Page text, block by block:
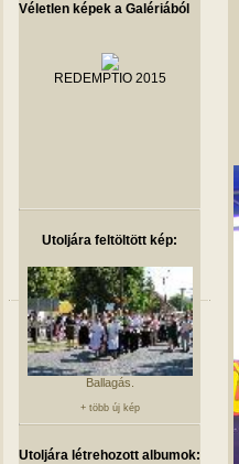
Véletlen képek a Galériából
REDEMPTIO 2015
Utoljára feltöltött kép:
Ballagás.
+ több új kép
Utoljára létrehozott albumok: